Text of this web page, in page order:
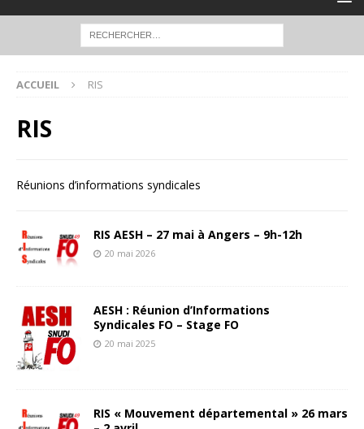
ACCUEIL RIS
RIS
Réunions d’informations syndicales
RIS AESH – 27 mai à Angers – 9h-12h
20 mai 2026
AESH : Réunion d’Informations
Syndicales FO – Stage FO
20 mai 2025
RIS « Mouvement départemental » 26 mars